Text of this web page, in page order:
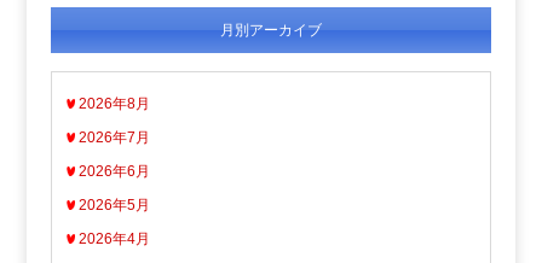
月別アーカイブ
2026年8月
2026年7月
2026年6月
2026年5月
2026年4月